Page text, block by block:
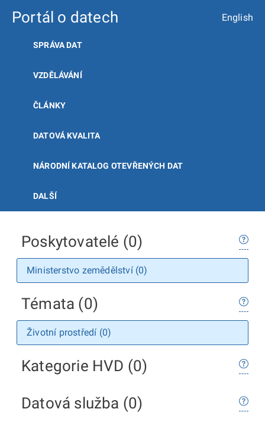
Portál o datech English
SPRÁVA DAT
VZDĚLÁVÁNÍ
ČLÁNKY
DATOVÁ KVALITA
NÁRODNÍ KATALOG OTEVŘENÝCH DAT
DALŠÍ
Poskytovatelé (0)
Ministerstvo zemědělství (0)
Témata (0)
Životní prostředí (0)
Kategorie HVD (0)
Datová služba (0)